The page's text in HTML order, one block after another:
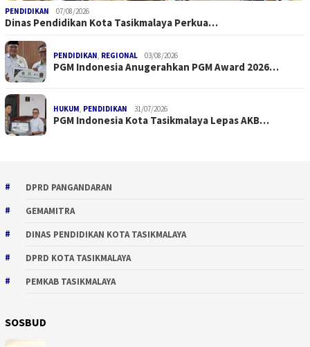
PENDIDIKAN 07/08/2026
Dinas Pendidikan Kota Tasikmalaya Perkua…
PENDIDIKAN REGIONAL 03/08/2026
PGM Indonesia Anugerahkan PGM Award 2026…
HUKUM PENDIDIKAN 31/07/2026
PGM Indonesia Kota Tasikmalaya Lepas AKB…
DPRD PANGANDARAN
GEMAMITRA
DINAS PENDIDIKAN KOTA TASIKMALAYA
DPRD KOTA TASIKMALAYA
PEMKAB TASIKMALAYA
SOSBUD